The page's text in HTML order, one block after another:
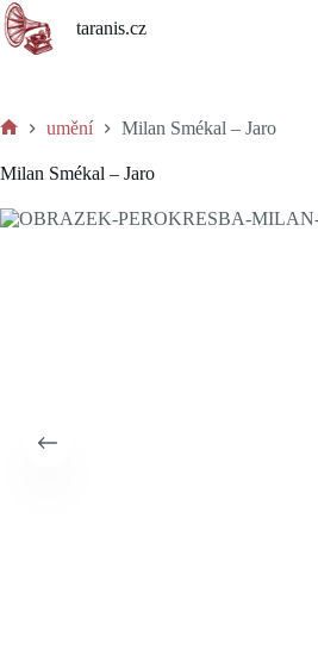
Skip
to
content
taranis.cz
umění Milan Smékal – Jaro
Milan Smékal – Jaro